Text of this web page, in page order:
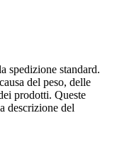
spedizione standard.
del peso, delle
prodotti. Queste
descrizione del